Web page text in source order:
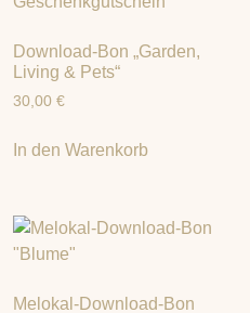
Download-Bon „Garden,
Living & Pets“
30,00 €
In den Warenkorb
Melokal-Download-Bon